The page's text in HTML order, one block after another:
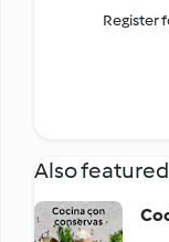
Register
Also